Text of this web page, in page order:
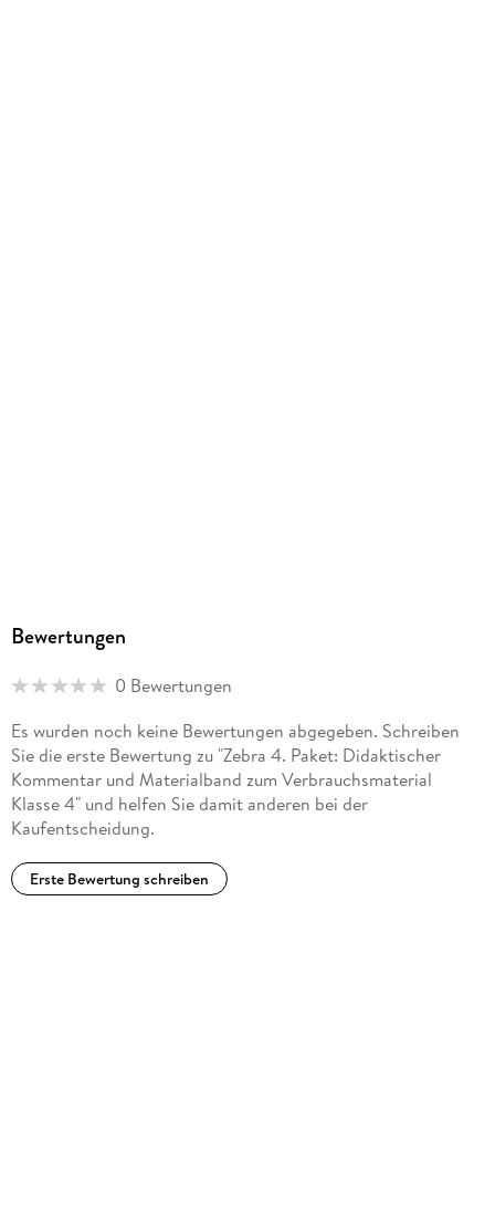
Bewertungen
0 Bewertungen
Es wurden noch keine Bewertungen abgegeben. Schreiben
Sie die erste Bewertung zu "Zebra 4. Paket: Didaktischer
Kommentar und Materialband zum Verbrauchsmaterial
Klasse 4" und helfen Sie damit anderen bei der
Kaufentscheidung.
Erste Bewertung schreiben